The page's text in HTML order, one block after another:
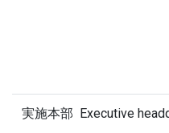
実施本部